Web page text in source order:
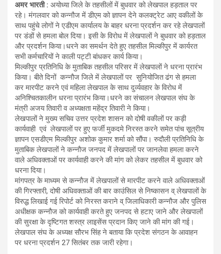
अमर भारती : अयोध्या जिले के तहसीलों में बुधवार को लेखपाल हड़ताल पर
रहे। मंगलवार को कन्नौज में डीएम को ज्ञापन देने कलक्ट्रेट आए वकीलों के
साथ पहुंचे लोगों ने एडीएम कार्यालय के बाहर धरना प्रदर्शन कर रहे लेखपालों
पर डंडों से हमला बोल दिया। इसी के विरोध में लेखपालों ने बुधवार को हड़ताल
और प्रदर्शन किया।धरने का समर्थन देते हुए तहसील मिल्कीपुर में कार्यरत
सभी कर्मचारियों ने काली पट्टी बांधकर कार्य किया।
मिल्कीपुर प्रतिनिधि के मुताबिक तहसील परिसर में लेखपालों ने धरना प्रारंभ
किया। बीते दिनों कन्नौज जिले में लेखपालों पर सुनियोजित ढंग से हमला
कर मारपीट करने एवं महिला लेखपाल के साथ दुर्व्यवहार के विरोध में
अनिश्चितकालीन धरना प्रारंभ किया।धरने का संचालन लेखपाल संघ के
मंत्री अजय तिवारी व अध्यक्षता महेंद्र तिवारी ने किया।
लेखपालों ने मुख्य सचिव उत्तर प्रदेश शासन को दोषी वकीलों पर कड़ी
कार्यवाही एवं लेखपालों पर हुए फर्जी मुकदमे निरस्त करने समेत पांच सूत्रीय
ज्ञापन एसडीएम मिल्कीपुर अशोक कुमार शर्मा को सौंपा। रुदौली प्रतिनिधि के
मुताबिक लेखपालों ने कन्नौज जनपद में लेखपालों पर जानलेवा हमला करने
वाले अधिवक्ताओं पर कार्यवाही करने की मांग को लेकर तहसील में बुधवार को
धरना दिया।
मांगपत्र के माध्यम से कन्नौज में लेखपालों से मारपीट करने वाले अधिवक्ताओं
की गिरफ्तारी, दोषी अधिवक्ताओं की बार काउंसिल से निष्कासन व् लेखपालों के
विरुद्ध लिखाई गई रिपोर्ट को निरस्त कराने व् जिलाधिकारी कन्नौज और पुलिस
अधीक्षक कन्नौज को कार्यवाही करते हुए जनपद से हटाए जाने और लेखपालों
की सुरक्षा के दृष्टिगत शस्त्र लाइसेंस प्रदान किए जाने की मांग की गई।
लेखपाल संघ के अध्यक्ष सौरभ सिंह ने बताया कि प्रदेश संगठन के आवाहन
पर धरना प्रदर्शन 27 सितंबर तक जारी रहेगा।